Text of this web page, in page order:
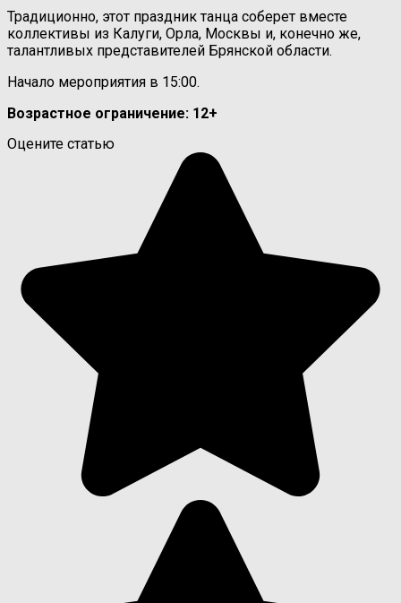
Традиционно, этот праздник танца соберет вместе
коллективы из Калуги, Орла, Москвы и, конечно же,
талантливых представителей Брянской области.
Начало мероприятия в 15:00.
Возрастное ограничение: 12+
Оцените статью